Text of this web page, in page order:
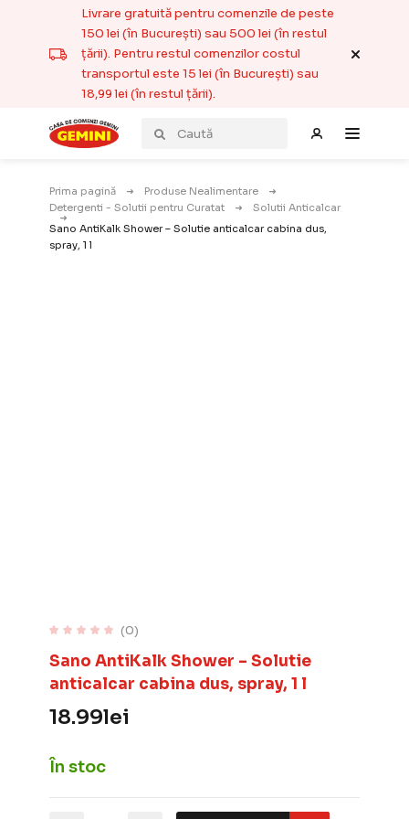
Livrare gratuită pentru comenzile de peste
150 lei (în București) sau 500 lei (în restul
țării). Pentru restul comenzilor costul
transportul este 15 lei (în București) sau
18,99 lei (în restul țării).
Prima pagină
Produse Nealimentare
Detergenti - Solutii pentru Curatat
Solutii Anticalcar
Sano AntiKalk Shower – Solutie anticalcar cabina dus,
spray, 1 l
(0)
Sano AntiKalk Shower – Solutie
anticalcar cabina dus, spray, 1 l
18.99lei
În stoc